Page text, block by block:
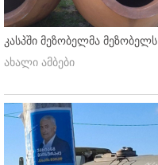
კასპში მეზობელმა
ახალი ამბები